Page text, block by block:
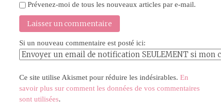
Prévenez-moi de tous les nouveaux articles par e-mail.
Si un nouveau commentaire est posté ici:
Ce site utilise Akismet pour réduire les indésirables. En
savoir plus sur comment les données de vos commentaires
sont utilisées.